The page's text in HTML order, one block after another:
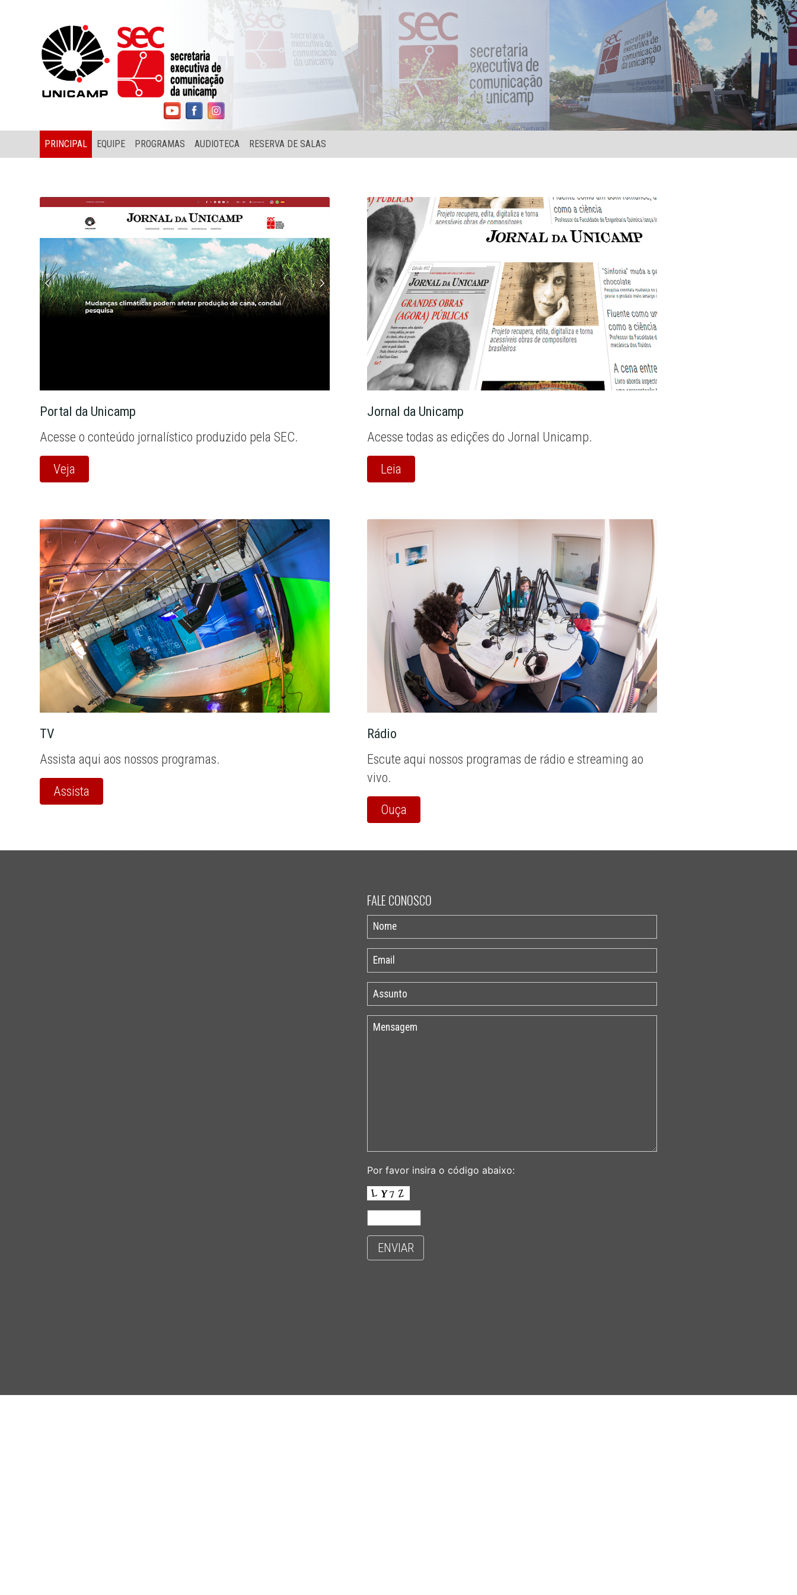
PRINCIPAL EQUIPE PROGRAMAS AUDIOTECA RESERVA DE SALAS
Portal da Unicamp
Acesse o conteúdo jornalístico produzido pela SEC.
Veja
Jornal da Unicamp
Acesse todas as edições do Jornal Unicamp.
Leia
TV
Assista aqui aos nossos programas.
Assista
Rádio
Escute aqui nossos programas de rádio e streaming ao
vivo.
Ouça
FALE CONOSCO
Por favor insira o código abaixo:
ENVIAR